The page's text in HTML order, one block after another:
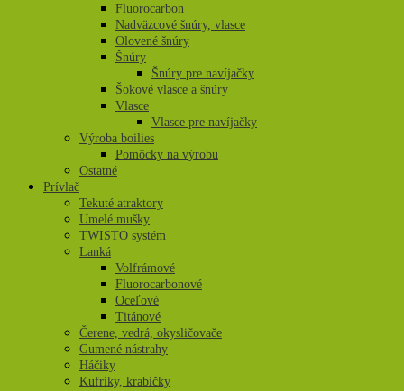
Fluorocarbon
Nadväzcové šnúry, vlasce
Olovené šnúry
Šnúry
Šnúry pre navíjačky
Šokové vlasce a šnúry
Vlasce
Vlasce pre navíjačky
Výroba boilies
Pomôcky na výrobu
Ostatné
Prívlač
Tekuté atraktory
Umelé mušky
TWISTO systém
Lanká
Volfrámové
Fluorocarbonové
Oceľové
Titánové
Čerene, vedrá, okysličovače
Gumené nástrahy
Háčiky
Kufríky, krabičky